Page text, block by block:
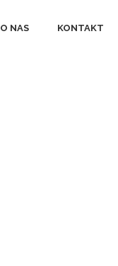
O NAS KONTAKT